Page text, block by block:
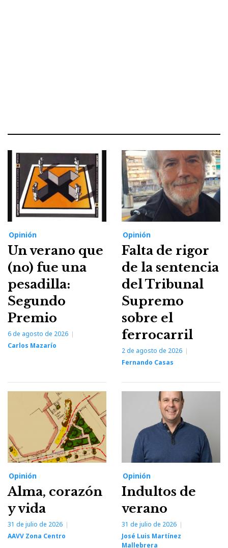
Opinión
Un verano que
(no) fue una
pesadilla:
Segundo
Premio
6 de agosto de 2026
Carlos Mazarío
Opinión
Falta de rigor
de la sentencia
del Tribunal
Supremo
sobre el
ferrocarril
2 de agosto de 2026
Fernando Casas
Opinión
Alma, corazón
y vida
31 de julio de 2026
AAVV Zona Centro
Opinión
Indultos de
verano
31 de julio de 2026
José Luis Martínez
Mallebrera